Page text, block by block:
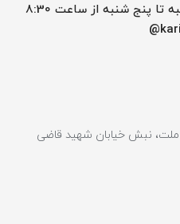
ساعت کار فروشگاه حضوری : شنبه تا پنج شنبه از ساعت 8:30
ملت، نبش خیابان شهید قاضی